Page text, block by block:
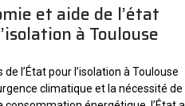
et aide de l’état
à Toulouse
de l’État pour l’isolation à Toulouse
climatique et la nécessité de